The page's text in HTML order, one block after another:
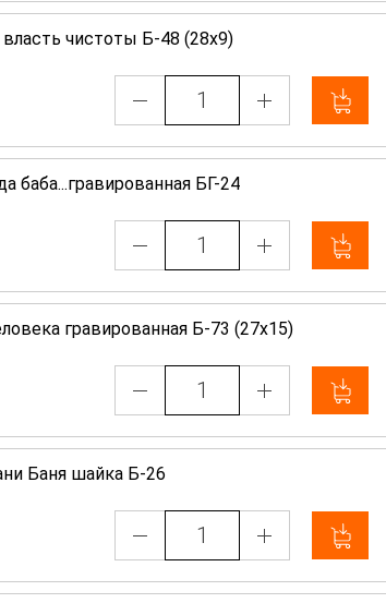
чистоты Б-48 (28х9)
баба...гравированная БГ-24
гравированная Б-73 (27х15)
Баня шайка Б-26